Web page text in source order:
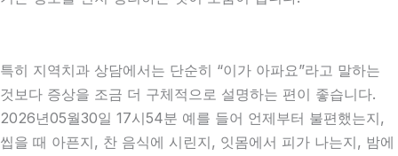
특히 지역치과 상담에서는 단순히 “이가 아파요”라고 말하는
것보다 증상을 조금 더 구체적으로 설명하는 편이 좋습니다.
2026년05월30일 17시54분 예를 들어 언제부터 불편했는지,
씹을 때 아픈지, 찬 음식에 시린지, 잇몸에서 피가 나는지, 밤에